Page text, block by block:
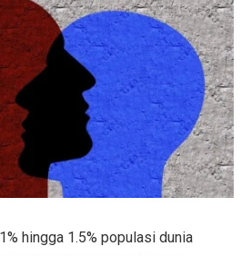
hingga 1.5% populasi dunia